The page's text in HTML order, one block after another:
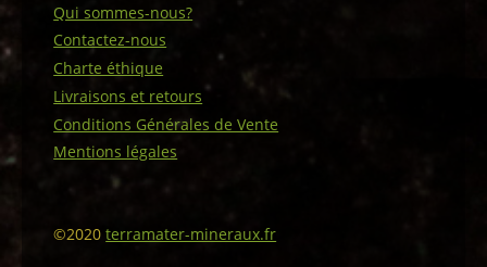
Qui sommes-nous?
Contactez-nous
Charte éthique
Livraisons et retours
Conditions Générales de Vente
Mentions légales
©2020terramater-mineraux.fr